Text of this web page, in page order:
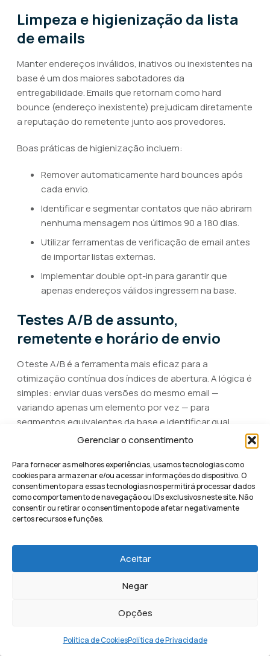
Gerenciar o consentimento
Para fornecer as melhores experiências, usamos tecnologias como
cookies para armazenar e/ou acessar informações do dispositivo. O
consentimento para essas tecnologias nos permitirá processar dados
como comportamento de navegação ou IDs exclusivos neste site. Não
consentir ou retirar o consentimento pode afetar negativamente
certos recursos e funções.
Aceitar
Negar
Opções
Política de CookiesPolítica de Privacidade
Limpeza e higienização da lista
de emails
Manter endereços inválidos, inativos ou inexistentes na
base é um dos maiores sabotadores da
entregabilidade. Emails que retornam como hard
bounce (endereço inexistente) prejudicam diretamente
a reputação do remetente junto aos provedores.
Boas práticas de higienização incluem:
Remover automaticamente hard bounces após
cada envio.
Identificar e segmentar contatos que não abriram
nenhuma mensagem nos últimos 90 a 180 dias.
Utilizar ferramentas de verificação de email antes
de importar listas externas.
Implementar double opt-in para garantir que
apenas endereços válidos ingressem na base.
Testes A/B de assunto,
remetente e horário de envio
O teste A/B é a ferramenta mais eficaz para a
otimização contínua dos índices de abertura. A lógica é
simples: enviar duas versões do mesmo email —
variando apenas um elemento por vez — para
segmentos equivalentes da base e identificar qual
performa melhor antes de disparar para o restante da
Elementos prioritários para testar em sequência:
Linha de assunto (maior impacto isolado)
Nome do remetente
Horário e dia de envio
Uso de personalização no assunto
Para resultados estatisticamente válidos, o teste exige
um tamanho de amostra suficiente — geralmente
acima de 1.000 contatos por variação — e um período